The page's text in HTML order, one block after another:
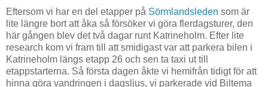
Eftersom vi har en del etapper på Sörmlandsleden som är
lite längre bort att åka så försöker vi göra flerdagsturer, den
här gången blev det två dagar runt Katrineholm. Efter lite
research kom vi fram till att smidigast var att parkera bilen i
Katrineholm längs etapp 26 och sen ta taxi ut till
etappstarterna. Så första dagen åkte vi hemifrån tidigt för att
hinna göra vandringen i dagsljus, vi parkerade vid Biltema